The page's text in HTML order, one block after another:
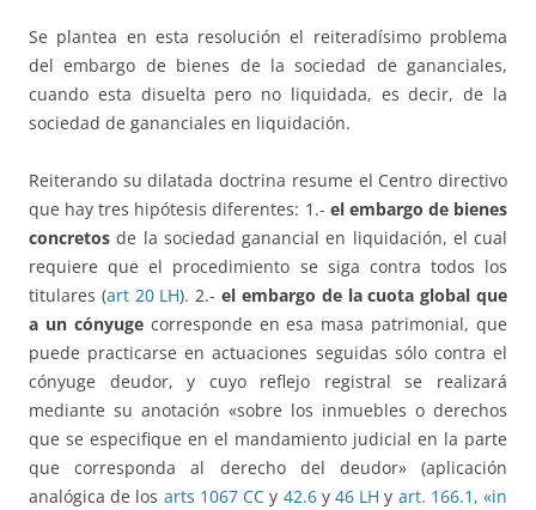
Se plantea en esta resolución el reiteradísimo problema
del embargo de bienes de la sociedad de gananciales,
cuando esta disuelta pero no liquidada, es decir, de la
sociedad de gananciales en liquidación.
Reiterando su dilatada doctrina resume el Centro directivo
que hay tres hipótesis diferentes: 1.- el embargo de bienes
concretos de la sociedad ganancial en liquidación, el cual
requiere que el procedimiento se siga contra todos los
titulares (art 20 LH). 2.-el embargo de la cuota global que
a un cónyugecorresponde en esa masa patrimonial, que
puede practicarse en actuaciones seguidas sólo contra el
cónyuge deudor, y cuyo reflejo registral se realizará
mediante su anotación «sobre los inmuebles o derechos
que se especifique en el mandamiento judicial en la parte
que corresponda al derecho del deudor» (aplicación
analógica de los arts 1067 CC y 42.6y 46 LH y art. 166.1, «in